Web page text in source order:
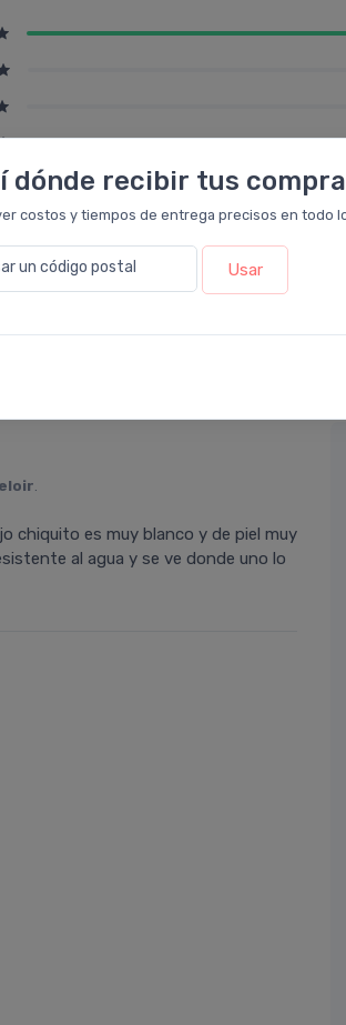
dónde recibir tus
costos y tiempos de entrega precisos en todo
un código postal Usar
.
chiquito es muy blanco y de piel muy
al agua y se ve donde uno lo